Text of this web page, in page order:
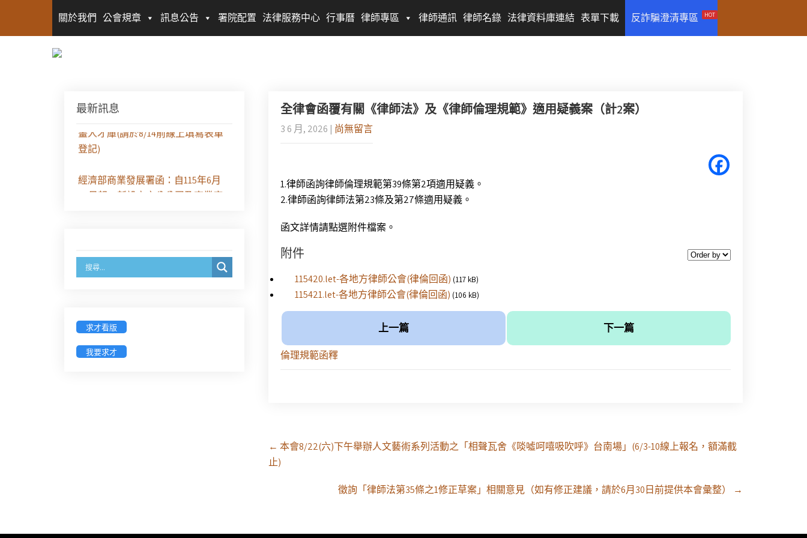
關於我們 公會規章 訊息公告 署院配置 法律服務中心 行事曆 律師專區 律師通訊 律師名錄 法律資料庫連結 表單下載 反詐騙澄清專區 HOT
全律會函覆有關《律師法》及《律師倫理規範》適用疑義案（計2案）
3 6 月, 2026 | 尚無留言
1.律師函詢律師倫理規範第39條第2項適用疑義。
2.律師函詢律師法第23條及第27條適用疑義。
函文詳情請點選附件檔案。
附件
115420.let-各地方律師公會(律倫回函) (117 kB)
115421.let-各地方律師公會(律倫回函) (106 kB)
上一篇 下一篇
倫理規範函釋
Post
navigation
← 本會8/22(六)下午舉辦人文藝術系列活動之「相聲瓦舍《啖噓呵嘻吸吹呼》台南場」(6/3-10線上報名，額滿截
止)
徵詢「律師法第35條之1修正草案」相關意見（如有修正建議，請於6月30日前提供本會彙整） →
最新訊息
徵求參與115年教師法律諮詢補助計
畫人才庫(請於8/14前線上填寫表單
登記)
經濟部商業發展署函：自115年6月
26日起，新設立之分公司及商業應
辯護人公開甄選簡章及報名表件
【採通訊報名,115年9月11日止(以郵
徵詢有意願擔任臺南市115年度國民
中小學法治教育入校扎根計畫講師
之會員(8/14前線上表單登記)
求才看版
我要求才